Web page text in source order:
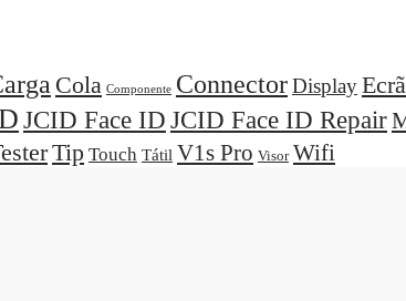
Cola Componente ConnectorDisplayEcrã
JCID Face IDJCID Face ID Repair
Tip Touch Tátil V1s Pro Visor Wifi